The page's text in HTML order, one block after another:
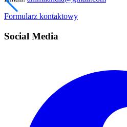
Formularz kontaktowy
Social Media